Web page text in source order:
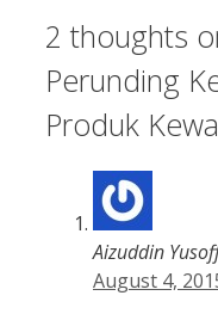
2 thoughts
Perunding
Produk
Aizuddin
August 4,